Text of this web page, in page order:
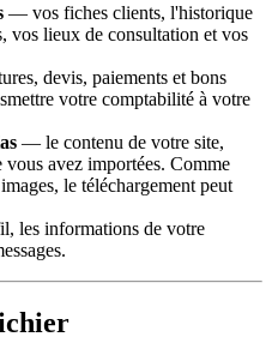
— vos fiches clients, l'historique
vos lieux de consultation et vos
devis, paiements et bons
votre comptabilité à votre
— le contenu de votre site,
avez importées. Comme
le téléchargement peut
les informations de votre